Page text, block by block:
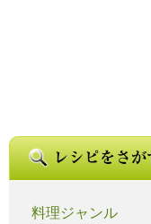
料理ジャンル